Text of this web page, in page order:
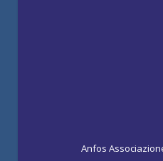
Anfos